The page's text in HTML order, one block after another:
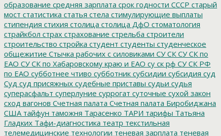
образование средняя зарплата срок годности СССР старый
мост статистика статья стела стимулирующие выплаты
стипендия стихия столица столица ДфО стоматология
страйкбол страх страхование стрельба строители
строительство стройка студент студенты студенческое
общежитие Стычка рабочих с силовиками СУ СК СУ СК по
ЕАО СУ СК по Хабаровскому краю и ЕАО су ск рф СУ СК РФ
по ЕАО субботнее чтиво субботник субсидии субсидия суд
Суд суд присяжных судебные приставы судьи судья
суперасфальт суперлуние суррогат суточные сухой закон
сход вагонов Счетная палата Счетная палата Биробиджана
США тайфун таможня Тарасенко ТАРИ тарифы Татьяна
Гладких Тафи-диагностика театр текстильная
телемедицинские технологии теневая зарплата теневая